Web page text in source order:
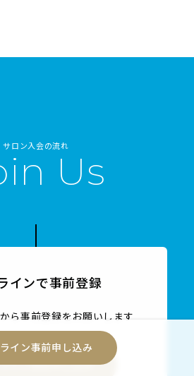
イン事前申し込み
サロン入会の流れ
Us
インで事前登録
ら事前登録をお願いします
イン事前申し込み